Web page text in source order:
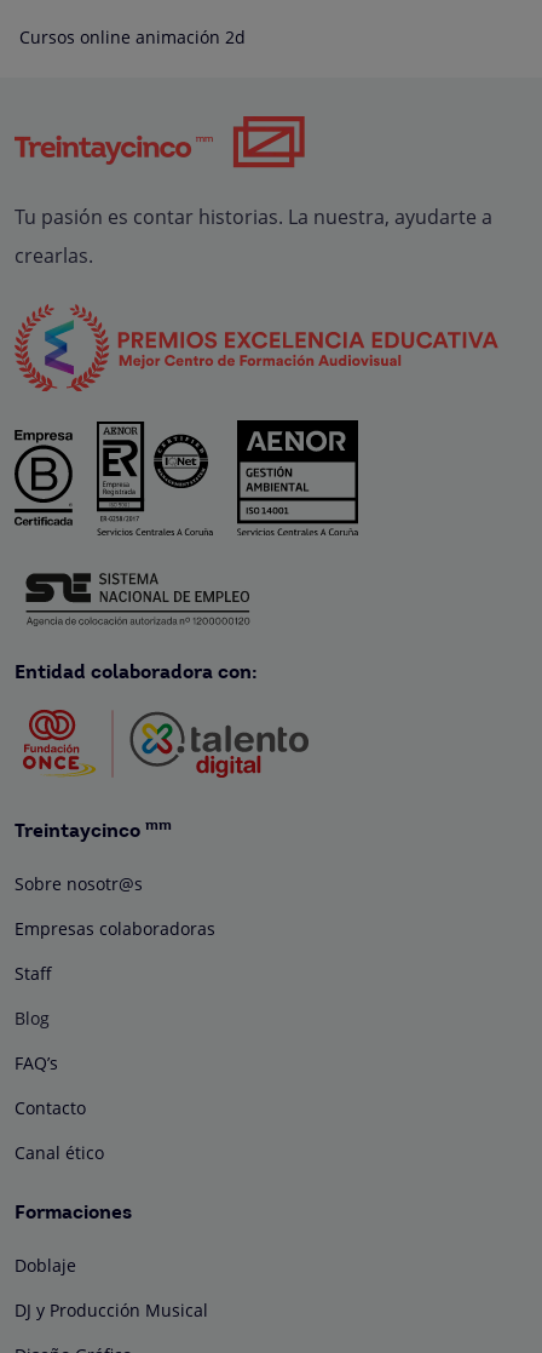
Cursos online animación 2d
Tu pasión es contar historias. La nuestra, ayudarte a
crearlas.
Entidad colaboradora con:
Treintaycinco mm
Sobre nosotr@s
Empresas colaboradoras
Staff
Blog
FAQ’s
Contacto
Canal ético
Formaciones
Doblaje
DJ y Producción Musical